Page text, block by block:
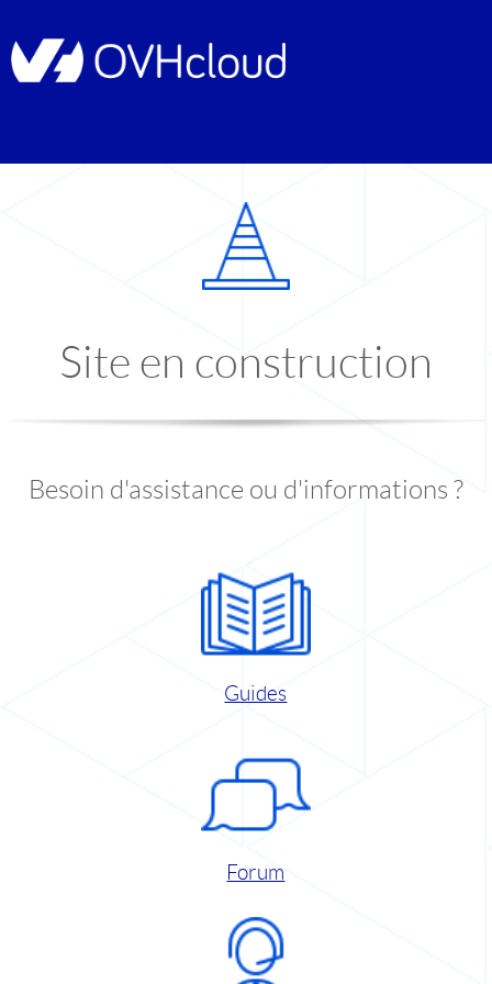
Site en construction
Besoin d'assistance ou d'informations ?
Guides
Forum